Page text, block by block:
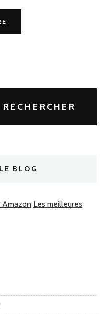
RECHERCHER
BLOG
Amazon Les meilleures